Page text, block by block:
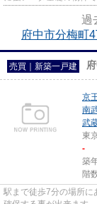
過
府中市分梅町
売買｜新築一戸建
京
南
武
東
-
築
階
駅まで徒歩7分の場所に